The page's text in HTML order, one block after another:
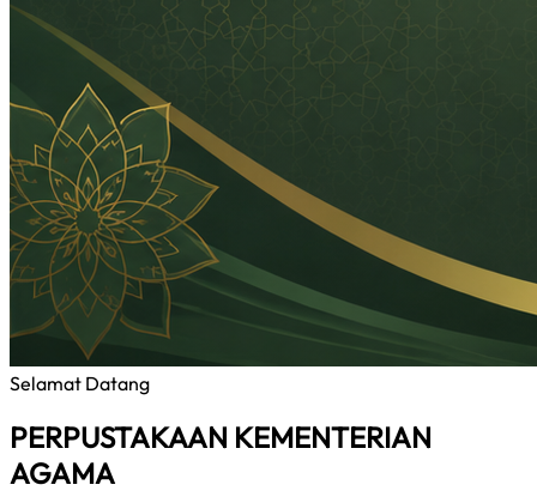
Selamat Datang
PERPUSTAKAAN KEMENTERIAN
AGAMA